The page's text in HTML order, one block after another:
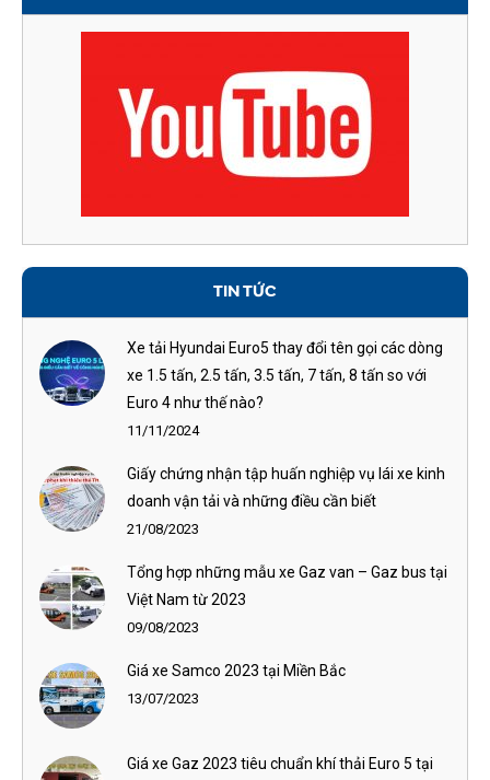
TIN TỨC
Xe tải Hyundai Euro5 thay đổi tên gọi các dòng
xe 1.5 tấn, 2.5 tấn, 3.5 tấn, 7 tấn, 8 tấn so với
Euro 4 như thế nào?
11/11/2024
Giấy chứng nhận tập huấn nghiệp vụ lái xe kinh
doanh vận tải và những điều cần biết
21/08/2023
Tổng hợp những mẫu xe Gaz van – Gaz bus tại
Việt Nam từ 2023
09/08/2023
Giá xe Samco 2023 tại Miền Bắc
13/07/2023
Giá xe Gaz 2023 tiêu chuẩn khí thải Euro 5 tại